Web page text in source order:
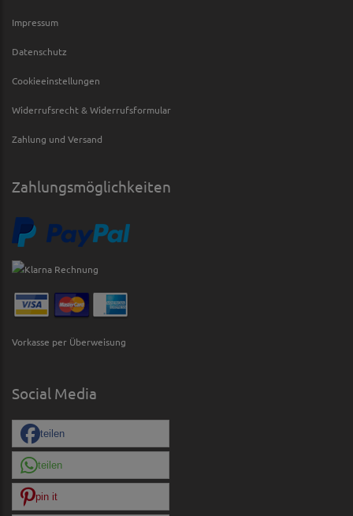
Impressum
Datenschutz
Cookieeinstellungen
Widerrufsrecht & Widerrufsformular
Zahlung und Versand
Zahlungsmöglichkeiten
Vorkasse per Überweisung
Social Media
teilen
teilen
pin it